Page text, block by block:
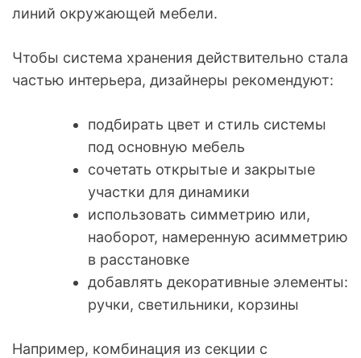
линий окружающей мебели.
Чтобы система хранения действительно стала
частью интерьера, дизайнеры рекомендуют:
подбирать цвет и стиль системы
под основную мебель
сочетать открытые и закрытые
участки для динамики
использовать симметрию или,
наоборот, намеренную асимметрию
в расстановке
добавлять декоративные элементы:
ручки, светильники, корзины
Например, комбинация из секции с